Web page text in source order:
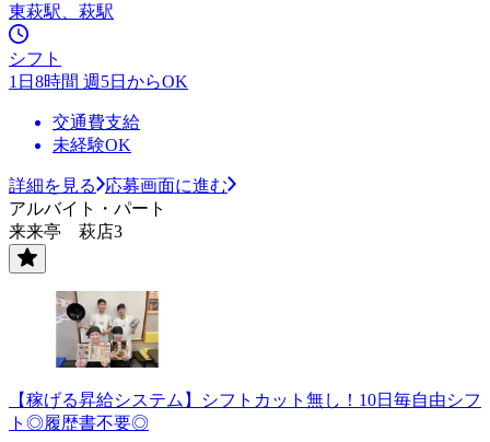
東萩駅、萩駅
シフト
1日8時間 週5日からOK
交通費支給
未経験OK
詳細を見る
応募画面に進む
アルバイト・パート
来来亭 萩店3
【稼げる昇給システム】シフトカット無し！10日毎自由シフ
ト◎履歴書不要◎